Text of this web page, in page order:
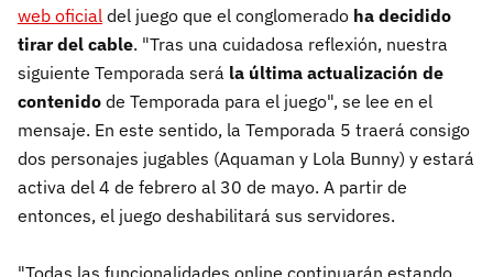
web oficial del juego que el conglomerado ha decidido
tirar del cable. "Tras una cuidadosa reflexión, nuestra
siguiente Temporada será la última actualización de
contenido de Temporada para el juego", se lee en el
mensaje. En este sentido, la Temporada 5 traerá consigo
dos personajes jugables (Aquaman y Lola Bunny) y estará
activa del 4 de febrero al 30 de mayo. A partir de
entonces, el juego deshabilitará sus servidores.